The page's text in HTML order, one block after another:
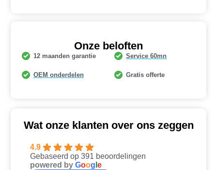
Onze beloften
12 maanden garantie Service 60mn
OEM onderdelen Gratis offerte
Wat onze klanten over ons zeggen
4.9
Gebaseerd op 391 beoordelingen
powered byGoog le